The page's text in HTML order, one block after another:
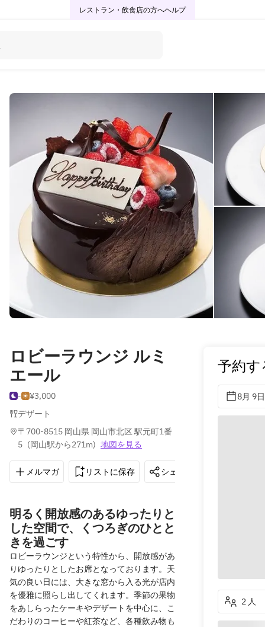
レストラン・飲食店の方へヘルプ
ロビーラウンジ ルミ
エール
-
¥3,000
デザート
〒700-8515 岡山県 岡山市北区 駅元町1番
5 (岡山駅から271m) 地図を見る
メルマガ リストに保存 シェア
明るく開放感のあるゆったりと
した空間で、くつろぎのひとと
きを過ごす
ロビーラウンジという特性から、開放感があ
りゆったりとしたお席となっております。天
気の良い日には、大きな窓から入る光が店内
を優雅に照らし出してくれます。季節の果物
をあしらったケーキやデザートを中心に、こ
だわりのコーヒーや紅茶など、各種飲み物も
予約す
8月 9
2 人